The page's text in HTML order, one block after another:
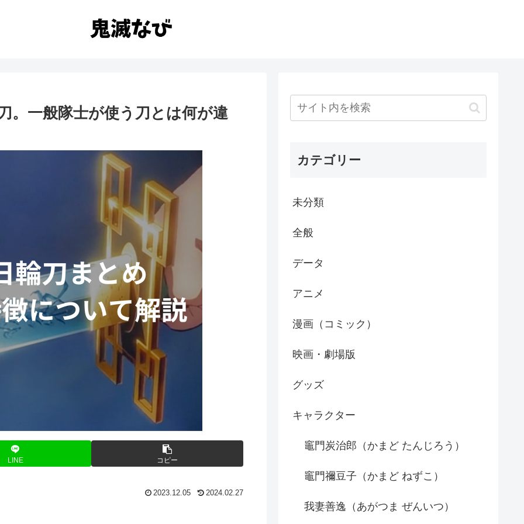
。一般隊士が使う刀とは何が違
LINE コピー
2023.12.05 2024.02.27
カテゴリー
未分類
全般
データ
アニメ
漫画（コミック）
映画・劇場版
グッズ
キャラクター
竈門炭治郎（かまど たんじろう）
竈門禰豆子（かまど ねずこ）
我妻善逸（あがつま ぜんいつ）